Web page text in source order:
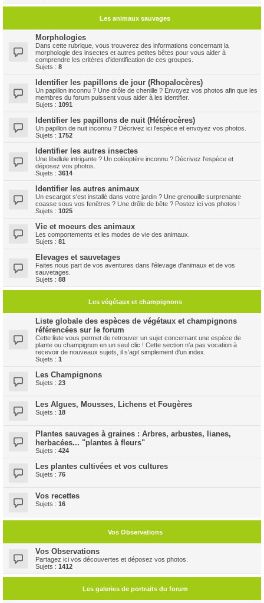
Les animaux sauvages
Morphologies
Dans cette rubrique, vous trouverez des informations concernant la
morphologie des insectes et autres petites bêtes pour vous aider à
comprendre les critères d'identification de ces groupes.
Sujets : 8
Identifier les papillons de jour (Rhopalocères)
Un papillon inconnu ? Une drôle de chenille ? Envoyez vos photos afin que les
membres du forum puissent vous aider à les identifier.
Sujets : 1091
Identifier les papillons de nuit (Hétérocères)
Un papillon de nuit inconnu ? Décrivez ici l'espèce et envoyez vos photos.
Sujets : 1752
Identifier les autres insectes
Une libellule intrigante ? Un coléoptère inconnu ? Décrivez l'espèce et
déposez vos photos.
Sujets : 3614
Identifier les autres animaux
Un escargot s'est installé dans votre jardin ? Une grenouille surprenante
coasse sous vos fenêtres ? Une drôle de bête ? Postez ici vos photos !
Sujets : 1025
Vie et moeurs des animaux
Les comportements et les modes de vie des animaux.
Sujets : 81
Elevages et sauvetages
Faites nous part de vos aventures dans l'élevage d'animaux et de vos
sauvetages.
Sujets : 88
Les végétaux et champignons
Liste globale des espèces de végétaux et champignons
référencées sur le forum
Cette liste vous permet de retrouver un sujet concernant une espèce de
plante ou champignon en un seul clic ! Cette section n'a pas vocation à
recevoir de nouveaux sujets, il s'agit simplement d'un index.
Sujets : 1
Les Champignons
Sujets : 23
Les Algues, Mousses, Lichens et Fougères
Sujets : 18
Plantes sauvages à graines : Arbres, arbustes, lianes,
herbacées... "plantes à fleurs"
Sujets : 424
Les plantes cultivées et vos cultures
Sujets : 76
Vos recettes
Sujets : 16
Vos Observations
Vos Observations
Partagez ici vos découvertes et déposez vos photos.
Sujets : 1412
Les galeries de portraits du forum